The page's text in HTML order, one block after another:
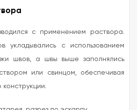
с применением раствора.
укладывались с использованием
швов, а швы выше заполнялись
или свинцом, обеспечивая